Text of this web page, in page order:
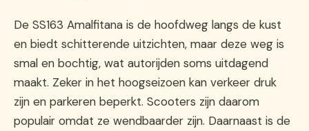
De SS163 Amalfitana is de hoofdweg langs de kust
en biedt schitterende uitzichten, maar deze weg is
smal en bochtig, wat autorijden soms uitdagend
maakt. Zeker in het hoogseizoen kan verkeer druk
zijn en parkeren beperkt. Scooters zijn daarom
populair omdat ze wendbaarder zijn. Daarnaast is de